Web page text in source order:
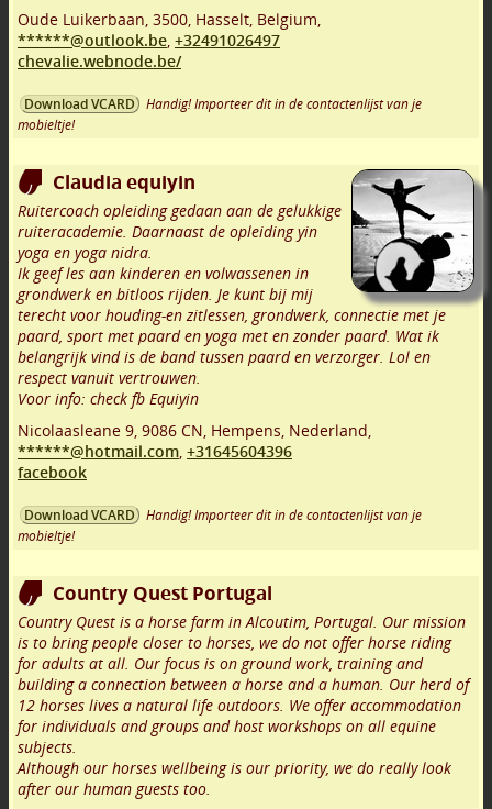
Oude Luikerbaan, 3500, Hasselt, Belgium,
******@outlook.be, +32491026497
chevalie.webnode.be/
Download VCARD
Handig! Importeer dit in de contactenlijst van je
mobieltje!
Claudia equiyin
Ruitercoach opleiding gedaan aan de gelukkige
ruiteracademie. Daarnaast de opleiding yin
yoga en yoga nidra.
Ik geef les aan kinderen en volwassenen in
grondwerk en bitloos rijden. Je kunt bij mij
terecht voor houding-en zitlessen, grondwerk, connectie met je
paard, sport met paard en yoga met en zonder paard. Wat ik
belangrijk vind is de band tussen paard en verzorger. Lol en
respect vanuit vertrouwen.
Voor info: check fb Equiyin
Nicolaasleane 9, 9086 CN, Hempens, Nederland,
******@hotmail.com, +31645604396
facebook
Download VCARD
Handig! Importeer dit in de contactenlijst van je
mobieltje!
Country Quest Portugal
Country Quest is a horse farm in Alcoutim, Portugal. Our mission
is to bring people closer to horses, we do not offer horse riding
for adults at all. Our focus is on ground work, training and
building a connection between a horse and a human. Our herd of
12 horses lives a natural life outdoors. We offer accommodation
for individuals and groups and host workshops on all equine
subjects.
Although our horses wellbeing is our priority, we do really look
after our human guests too.